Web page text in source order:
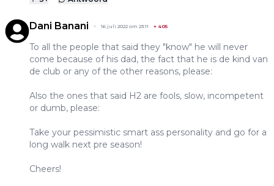
Dani Banani 16 juli 2022 om 23:11 + 405
To all the people that said they "know" he will never
come because of his dad, the fact that he is de kind van
de club or any of the other reasons, please:
Also the ones that said H2 are fools, slow, incompetent
or dumb, please:
Take your pessimistic smart ass personality and go for a
long walk next pre season!
Cheers!